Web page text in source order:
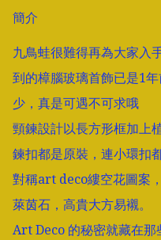
簡介
九鳥蛙很難得再為大家入
到的樟腦玻璃首飾已是1
少，真是可遇不可求哦
頸鍊設計以長方形框加上
鍊扣都是原裝，連小環扣
對稱art deco縷空花圖案
萊茵石，高貴大方易襯。
Art Deco 的秘密就藏在那